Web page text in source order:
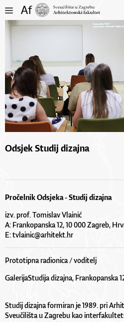
Odsjek Studij dizajna
Pročelnik Odsjeka - Studij dizajna
izv. prof. Tomislav Vlainić
A: Frankopanska 12, 10 000 Zagreb,
E:tvlainic@arhitekt.hr
Prototipna radionica / voditelj
GalerijaStudija dizajna, Frankopanska
Studij dizajna formiran je 1989. pri
Sveučilišta u Zagrebu kao